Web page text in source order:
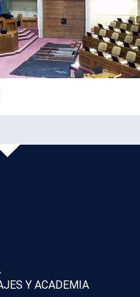
Y ACADEMIA